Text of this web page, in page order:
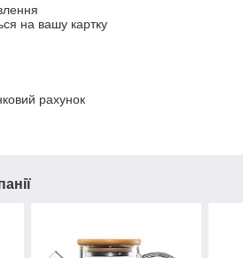
на вашу картку
рахунок